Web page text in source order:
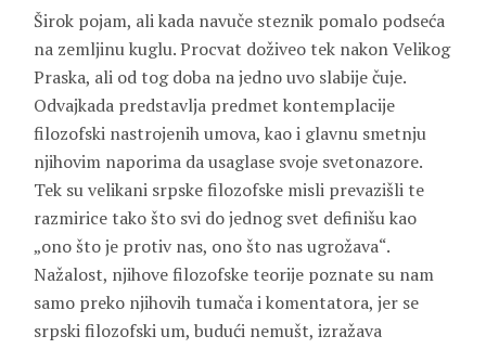
Širok pojam, ali kada navuče steznik pomalo podseća
na zemljinu kuglu. Procvat doživeo tek nakon Velikog
Praska, ali od tog doba na jedno uvo slabije čuje.
Odvajkada predstavlja predmet kontemplacije
filozofski nastrojenih umova, kao i glavnu smetnju
njihovim naporima da usaglase svoje svetonazore.
Tek su velikani srpske filozofske misli prevazišli te
razmirice tako što svi do jednog svet definišu kao
„ono što je protiv nas, ono što nas ugrožava“.
Nažalost, njihove filozofske teorije poznate su nam
samo preko njihovih tumača i komentatora, jer se
srpski filozofski um, budući nemušt, izražava